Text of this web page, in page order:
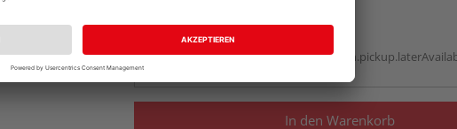
Auf Vorbestellung:
In den Warenkorb